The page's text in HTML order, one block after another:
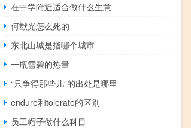
在中学附近适合做什么生意
何猷光怎么死的
东北山城是指哪个城市
一瓶雪碧的热量
“只争得那些儿”的出处是哪里
endure和tolerate的区别
员工帽子做什么科目